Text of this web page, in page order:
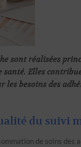
sont réalisées
santé. Elles
besoins des
du suivi
de soins des